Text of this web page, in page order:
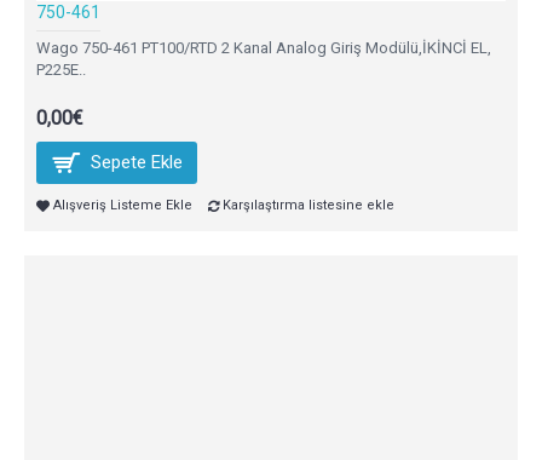
750-461
Wago 750-461 PT100/RTD 2 Kanal Analog Giriş Modülü,İKİNCİ EL,
P225E..
0,00€
Sepete Ekle
Alışveriş Listeme Ekle Karşılaştırma listesine ekle